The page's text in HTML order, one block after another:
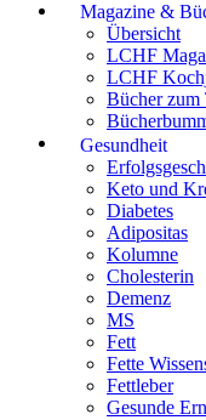
Magazine &
Übersicht
LCHF
LCHF
Bücher
Gesundheit
Keto und
Diabetes
Adipositas
Kolumne
Cholesterin
Demenz
MS
Fett
Fette
Fettleber
Gesunde